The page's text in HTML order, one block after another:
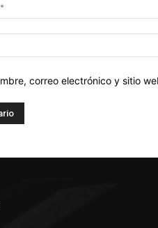
correo electrónico y sitio